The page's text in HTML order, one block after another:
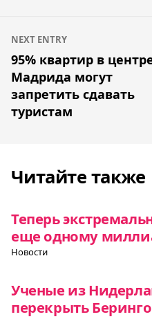
NEXT ENTRY
95% квартир в
Мадрида могут
запретить сдавать
туристам
Читайте также
Теперь
еще одному
Новости
Ученые из
перекрыть